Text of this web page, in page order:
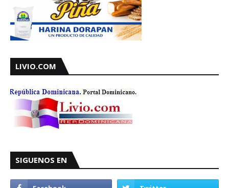
LIVIO.COM
SIGUENOS EN